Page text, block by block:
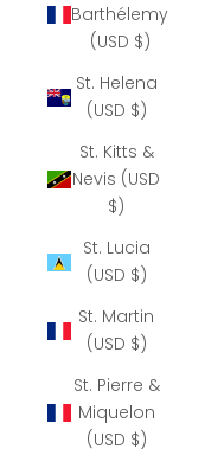
Barthélemy
(USD $)
St. Helena
(USD $)
St. Kitts &
Nevis (USD
$)
St. Lucia
(USD $)
St. Martin
(USD $)
St. Pierre &
Miquelon
(USD $)